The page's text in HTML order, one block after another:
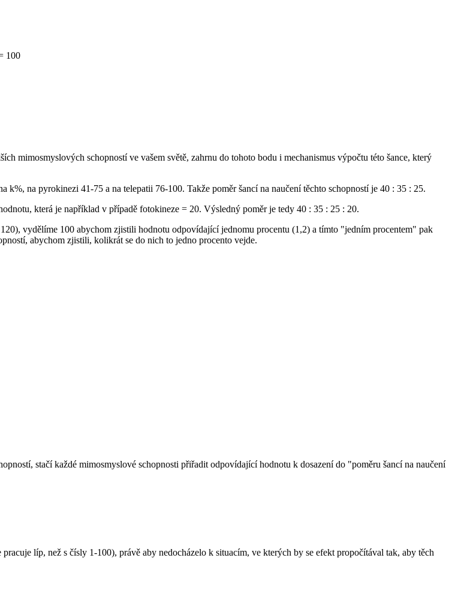
100
mimosmyslových schopností ve vašem světě, zahrnu do tohoto bodu i mechanismus výpočtu této šance, který
na pyrokinezi 41-75 a na telepatii 76-100. Takže poměr šancí na naučení těchto schopností je 40 : 35 : 25.
která je například v případě fotokineze = 20. Výsledný poměr je tedy 40 : 35 : 25 : 20.
vydělíme 100 abychom zjistili hodnotu odpovídající jednomu procentu (1,2) a tímto "jedním procentem" pak
abychom zjistili, kolikrát se do nich to jedno procento vejde.
stačí každé mimosmyslové schopnosti přiřadit odpovídající hodnotu k dosazení do "poměru šancí na naučení
líp, než s čísly 1-100), právě aby nedocházelo k situacím, ve kterých by se efekt propočítával tak, aby těch